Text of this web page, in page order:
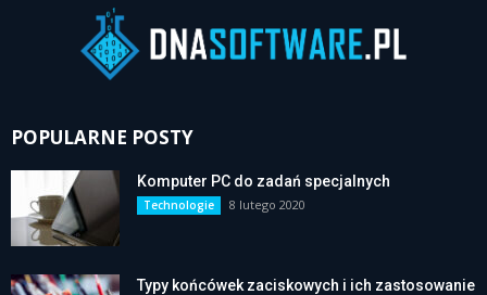
POPULARNE POSTY
Komputer PC do zadań specjalnych
Technologie 8 lutego 2020
Typy końcówek zaciskowych i ich zastosowanie